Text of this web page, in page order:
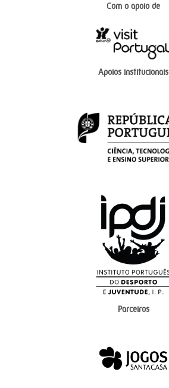
Com o apoio de
Apoios institucionais
Parceiros